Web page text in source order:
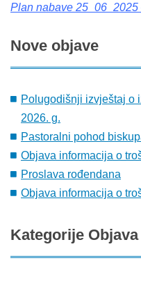
Plan nabave
Nove objave
Polugodišnji izvještaj o
2026. g.
Pastoralni pohod
Objava informacija o
Proslava rođendana
Objava informacija o
Kategorije Objava